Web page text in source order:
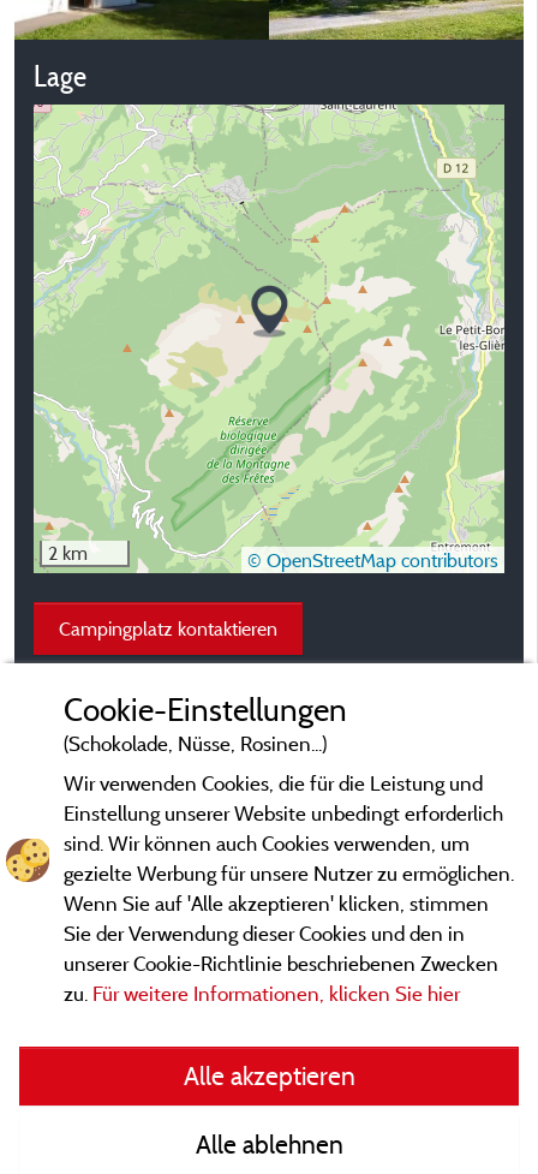
Lage
2 km © OpenStreetMap contributors
Campingplatz kontaktieren
Gesetzliche Bedingungen
Herausgeberinformationen und Adressen
Kontakt
Cookie-Einstellungen
(Schokolade, Nüsse, Rosinen...)
Wir verwenden Cookies, die für die Leistung und
Einstellung unserer Website unbedingt erforderlich
sind. Wir können auch Cookies verwenden, um
gezielte Werbung für unsere Nutzer zu ermöglichen.
Wenn Sie auf 'Alle akzeptieren' klicken, stimmen
Sie der Verwendung dieser Cookies und den in
unserer Cookie-Richtlinie beschriebenen Zwecken
zu. Für weitere Informationen, klicken Sie hier
Alle akzeptieren
Alle ablehnen